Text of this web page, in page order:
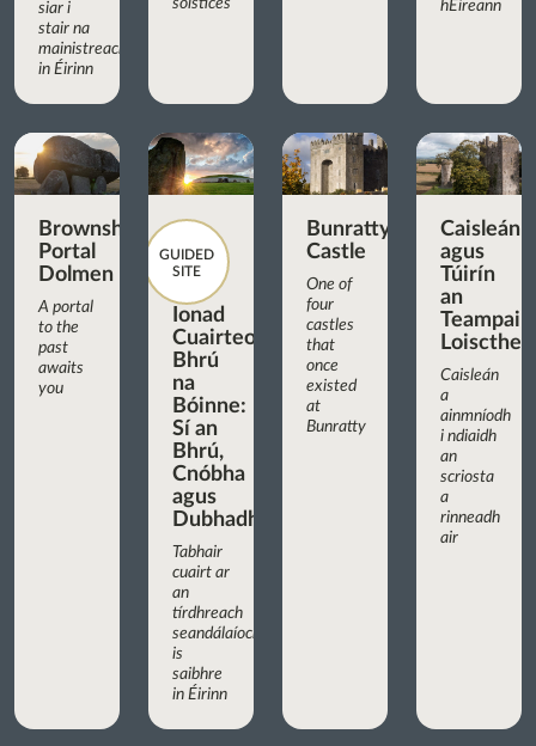
siar i
stair na
mainistreacha
in Éirinn
hÉireann
Brownshill
Portal
Dolmen
A portal
to the
past
awaits
you
GUIDED
SITE
Ionad
Cuairteoirí
Bhrú
na
Bóinne:
Sí an
Bhrú,
Cnóbha
agus
Dubhadh
Tabhair
cuairt ar
an
tírdhreach
seandálaíochta
is
saibhre
in Éirinn
Bunratty
Castle
One of
four
castles
that
once
existed
at
Bunratty
Caisleán
agus
Túirín
an
Teampaill
Loiscthe
Caisleán
a
ainmníodh
i ndiaidh
an
scriosta
a
rinneadh
air